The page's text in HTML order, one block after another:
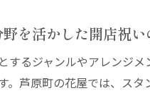
を活かした開店祝
するジャンルやアレンジメ
。芦原町の花屋では、スタ